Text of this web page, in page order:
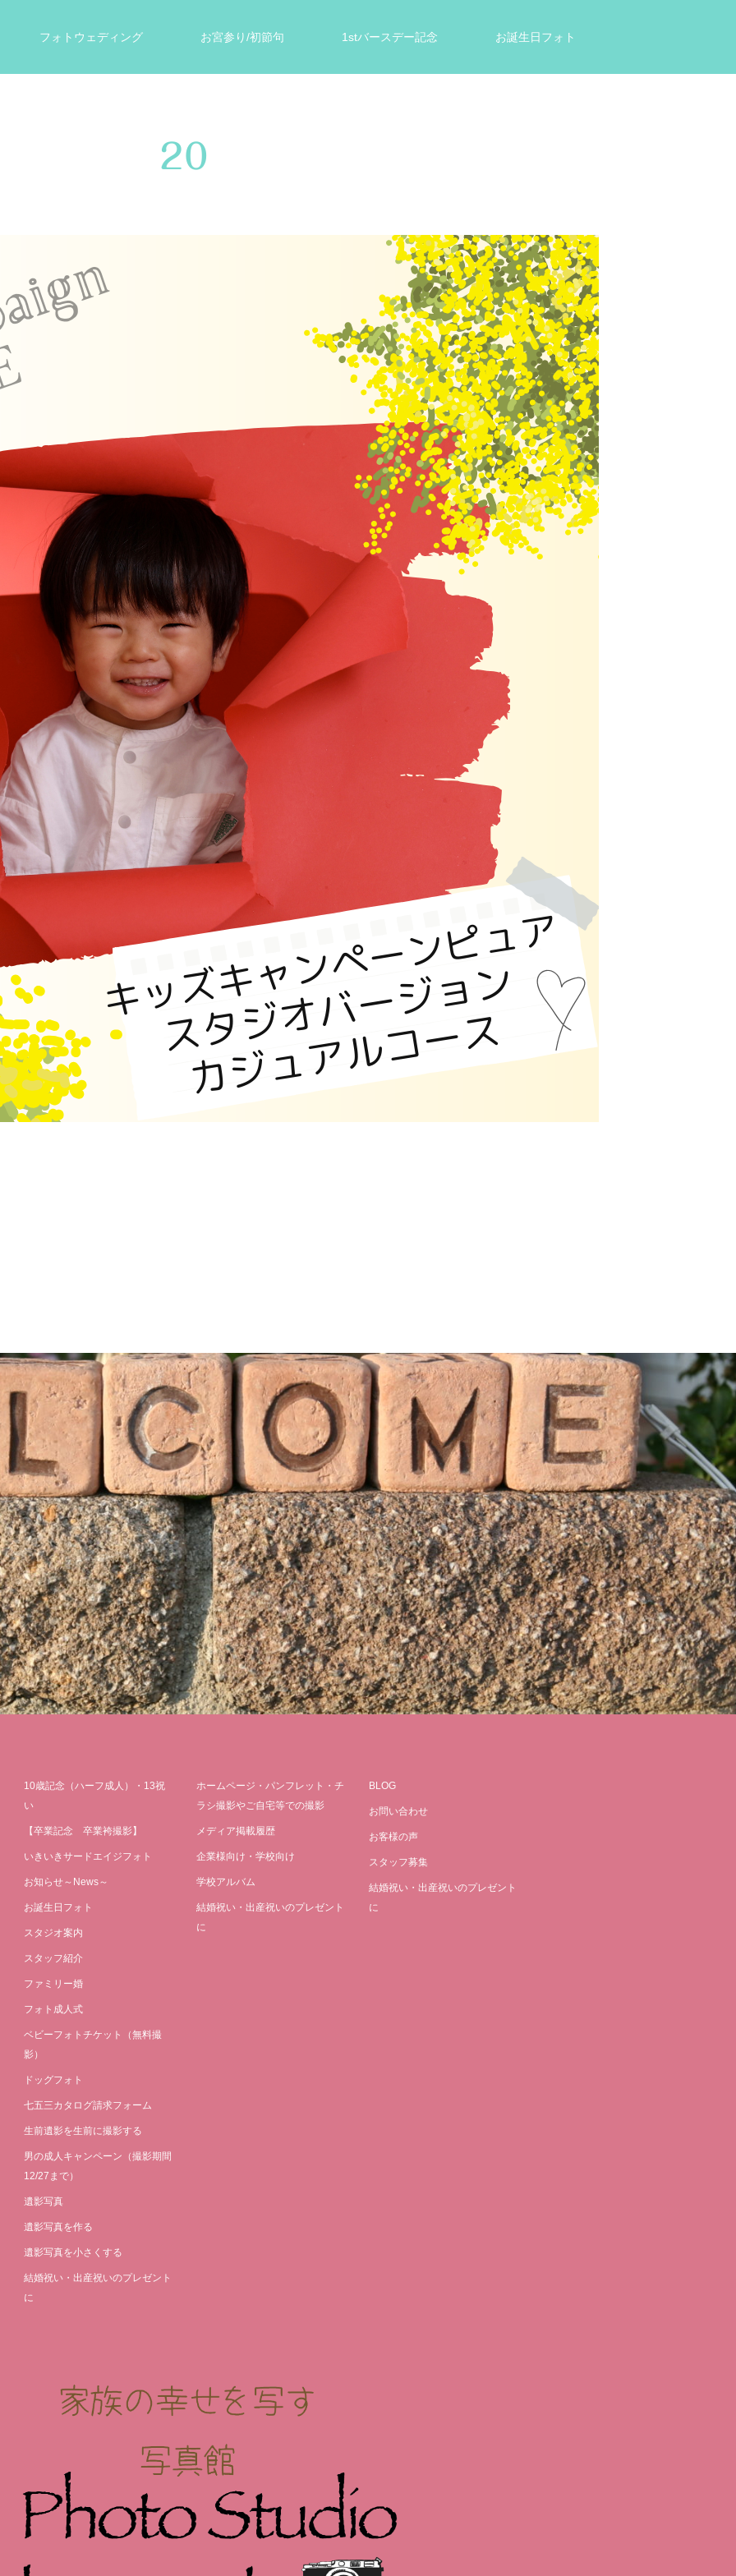
フォトウェディング お宮参り/初節句 1stバースデー記念 お誕生日フォト
20
10歳記念（ハーフ成人）・13祝
い
【卒業記念 卒業袴撮影】
いきいきサードエイジフォト
お知らせ～News～
お誕生日フォト
スタジオ案内
スタッフ紹介
ファミリー婚
フォト成人式
ベビーフォトチケット（無料撮
影）
ドッグフォト
七五三カタログ請求フォーム
生前遺影を生前に撮影する
男の成人キャンペーン（撮影期間
12/27まで）
遺影写真
遺影写真を作る
遺影写真を小さくする
結婚祝い・出産祝いのプレゼント
に
ホームページ・パンフレット・チ
ラシ撮影やご自宅等での撮影
メディア掲載履歴
企業様向け・学校向け
学校アルバム
結婚祝い・出産祝いのプレゼント
に
BLOG
お問い合わせ
お客様の声
スタッフ募集
結婚祝い・出産祝いのプレゼント
に